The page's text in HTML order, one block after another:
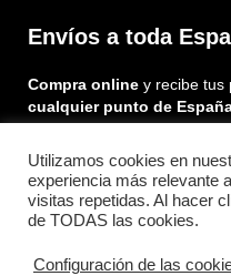
Envíos a toda
Compra online y recibe tus
cualquier punto de
Encuéntranos en:
Utilizamos cookies en
experiencia más relevante
visitas repetidas. Al hacer
de TODAS las cookies.
Configuración de las